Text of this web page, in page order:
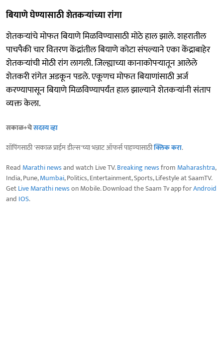
बियाणे घेण्यासाठी शेतकऱ्यांच्या रांगा
शेतकऱ्यांचे मोफत बियाणे मिळविण्यासाठी मोठे हाल झाले. शहरातील
पाचपैकी चार वितरण केंद्रांतील बियाणे कोटा संपल्याने एका केंद्राबाहेर
शेतकऱ्यांची मोठी रांग लागली. जिल्ह्याच्या कानाकोपऱ्यातून आलेले
शेतकरी रांगेत अडकून पडले. एकूणच मोफत बियाणांसाठी अर्ज
करण्यापासून बियाणे मिळविण्यापर्यंत हाल झाल्याने शेतकऱ्यांनी संताप
व्यक्त केला.
सकाळ+चेसदस्य व्हा
शॉपिंगसाठी 'सकाळ प्राईम डील्स'च्या भन्नाट ऑफर्स पाहण्यासाठीक्लिक करा.
Read Marathi newsand watch Live TV.Breaking newsfrom Maharashtra,
India, Pune,Mumbai, Politics, Entertainment, Sports, Lifestyle at SaamTV.
GetLive Marathi newson Mobile. Download the Saam Tv app forAndroid
and IOS.